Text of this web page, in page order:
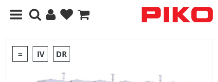
= IV DR